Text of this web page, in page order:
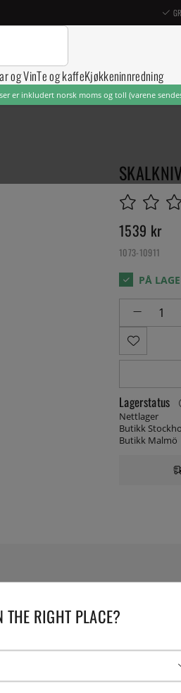
og VinTe og kaffeKjøkkeninnredning
er inkludert norsk moms og toll (varene
1539 kr
1073-10911
Lagerstatus
Nettlager
Butikk
Butikk Malmö
består av VG-10
sammen med 36
Lev.
THE RIGHT PLACE?